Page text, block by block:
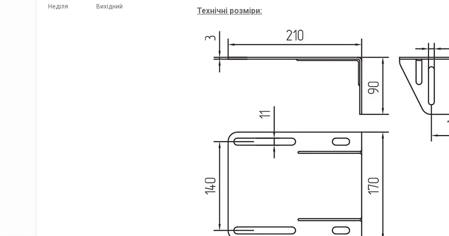
Технічні розміри:
Неділя
Вихідний